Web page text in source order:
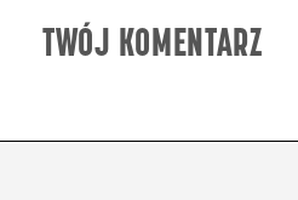
TWÓJ KOMENTARZ